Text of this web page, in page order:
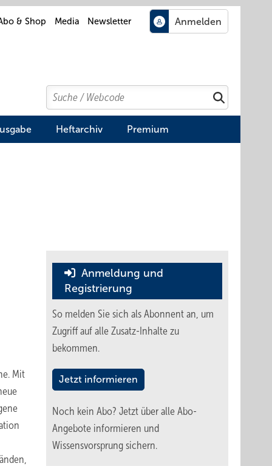
& Shop Media Newsletter
Search
Suchen
Heftarchiv Premium
Mit
Anmeldung und
Registrierung
So melden Sie sich als Abonnent an, um
Zugriff auf alle Zusatz-Inhalte zu
bekommen.
Jetzt informieren
Noch kein Abo? Jetzt über alle Abo-
Angebote informieren und
Wissensvorsprung sichern.